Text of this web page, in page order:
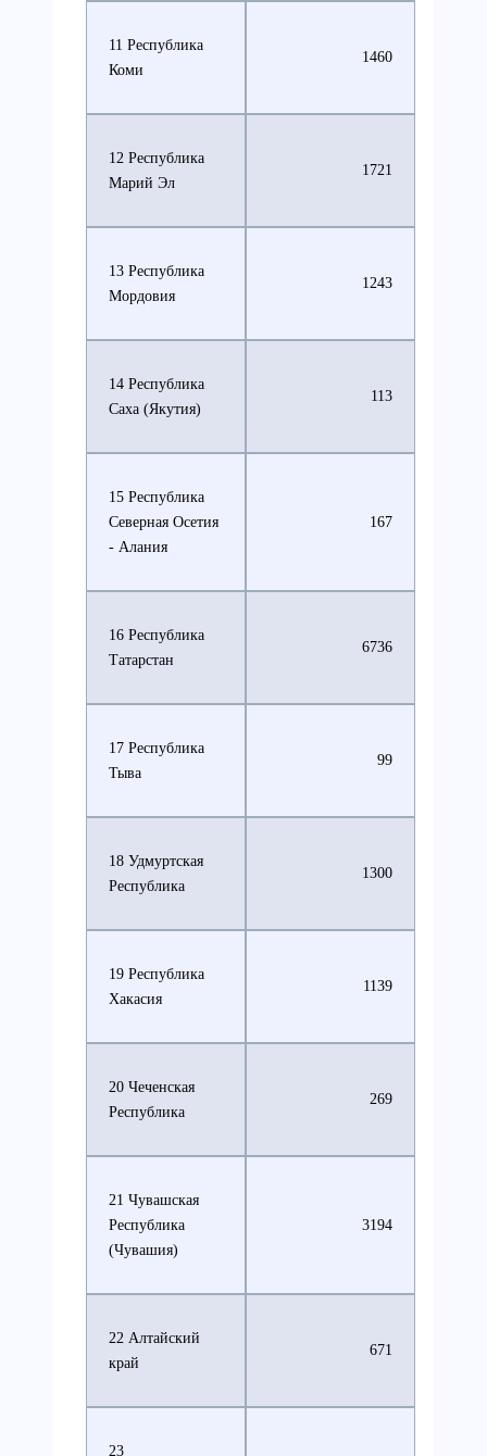
11 Республика
Коми
1460
12 Республика
Марий Эл
1721
13 Республика
Мордовия
1243
14 Республика
Саха (Якутия)
113
15 Республика
Северная Осетия
- Алания
167
16 Республика
Татарстан
6736
17 Республика
Тыва
99
18 Удмуртская
Республика
1300
19 Республика
Хакасия
1139
20 Чеченская
Республика
269
21 Чувашская
Республика
(Чувашия)
3194
22 Алтайский
край
671
23